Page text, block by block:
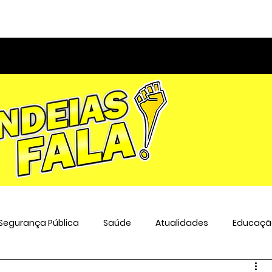
Pública Saúde Atualidades